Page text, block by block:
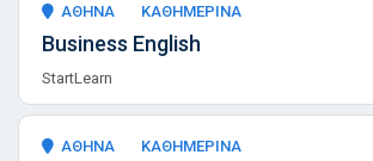
ΑΘΗΝΑ ΚΑΘΗΜΕΡΙΝΑ
Business English
StartLearn
ΑΘΗΝΑ ΚΑΘΗΜΕΡΙΝΑ